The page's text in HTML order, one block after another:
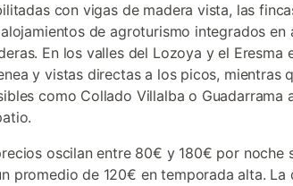
con vigas de madera vista, las
de agroturismo integrados en
En los valles del Lozoya y el Eresma
y vistas directas a los picos, mientras
como Collado Villalba o Guadarrama
oscilan entre 80€ y 180€ por noche
promedio de 120€ en temporada alta. La